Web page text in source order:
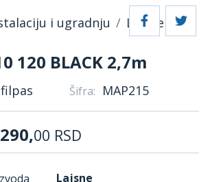
i ugradnju Lajsne
120 BLACK 2,7m
Šifra: MAP215
00 RSD
Lajsne